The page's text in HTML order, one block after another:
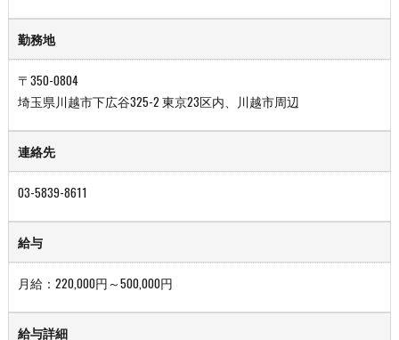
勤務地
〒350-0804
埼玉県川越市下広谷325-2 東京23区内、川越市周辺
連絡先
03-5839-8611
給与
月給：220,000円～500,000円
給与詳細